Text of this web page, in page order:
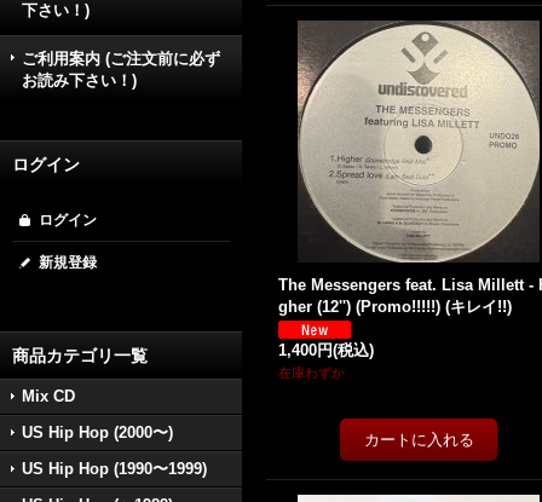
下さい！)
ご利用案内 (ご注文前に必ず
お読み下さい！)
ログイン
ログイン
新規登録
商品カテゴリ一覧
Mix CD
US Hip Hop (2000〜)
US Hip Hop (1990〜1999)
The Messengers feat. Lisa Millett -
gher (12'') (Promo!!!!!) (キレイ!!)
1,400円(税込)
在庫わずか